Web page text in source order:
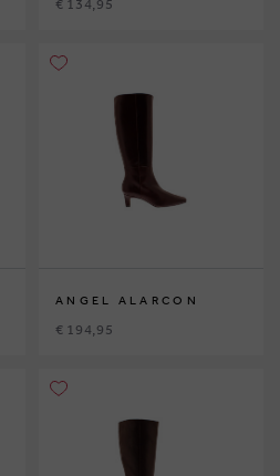
€ 134,95
ANGEL ALARCON
€ 194,95